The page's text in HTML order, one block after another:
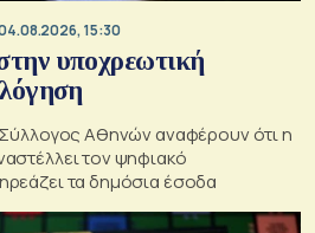
15:30
υποχρεωτική
Σύλλογος Αθηνών αναφέρουν ότι η
τον ψηφιακό
τα δημόσια έσοδα